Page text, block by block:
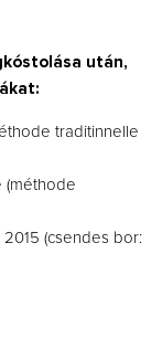
után,
traditinnelle
(méthode
(csendes bor: